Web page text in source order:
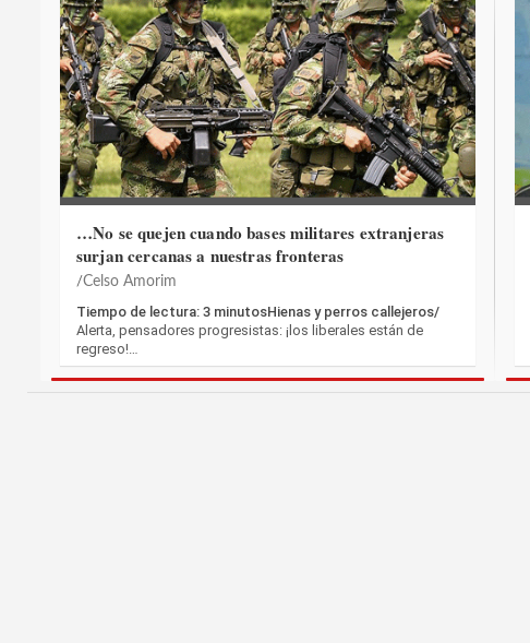
…No se quejen cuando bases militares extranjeras
surjan cercanas a nuestras fronteras
Celso Amorim
Tiempo de lectura: 3 minutosHienas y perros callejeros/
Alerta, pensadores progresistas: ¡los liberales están de
regreso!…